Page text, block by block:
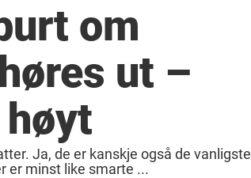
om
ut –
Ja, de er kanskje også de vanligste
er minst like smarte ...